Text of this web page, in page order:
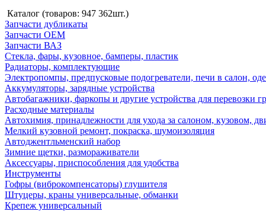
Каталог (товаров: 947 362шт.)
Запчасти дубликаты
Запчасти ОЕМ
Запчасти ВАЗ
Стекла, фары, кузовное, бамперы, пластик
Радиаторы, комплектующие
Электропомпы, предпусковые подогреватели, печи в салон,
Аккумуляторы, зарядные устройства
Автобагажники, фаркопы и другие устройства для перевозки
Расходные материалы
Автохимия, принадлежности для ухода за салоном, кузовом,
Мелкий кузовной ремонт, покраска, шумоизоляция
Автоджентльменский набор
Зимние щетки, размораживатели
Аксессуары, приспособления для удобства
Инструменты
Гофры (виброкомпенсаторы) глушителя
Штуцеры, краны универсальные, обманки
Крепеж универсальный